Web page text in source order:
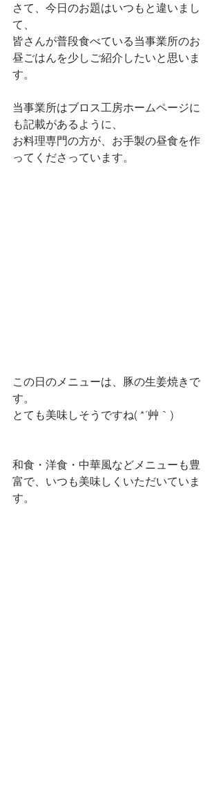
さて、今日のお題はいつもと違いまし
て、
皆さんが普段食べている当事業所のお
昼ごはんを少しご紹介したいと思いま
す。
当事業所はブロス工房ホームページに
も記載があるように、
お料理専門の方が、お手製の昼食を作
ってくださっています。
この日のメニューは、豚の生姜焼きで
す。
とても美味しそうですね( *´艸｀)
和食・洋食・中華風などメニューも豊
富で、いつも美味しくいただいていま
す。